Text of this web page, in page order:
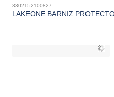
3302152100827
LAKEONE BARNIZ